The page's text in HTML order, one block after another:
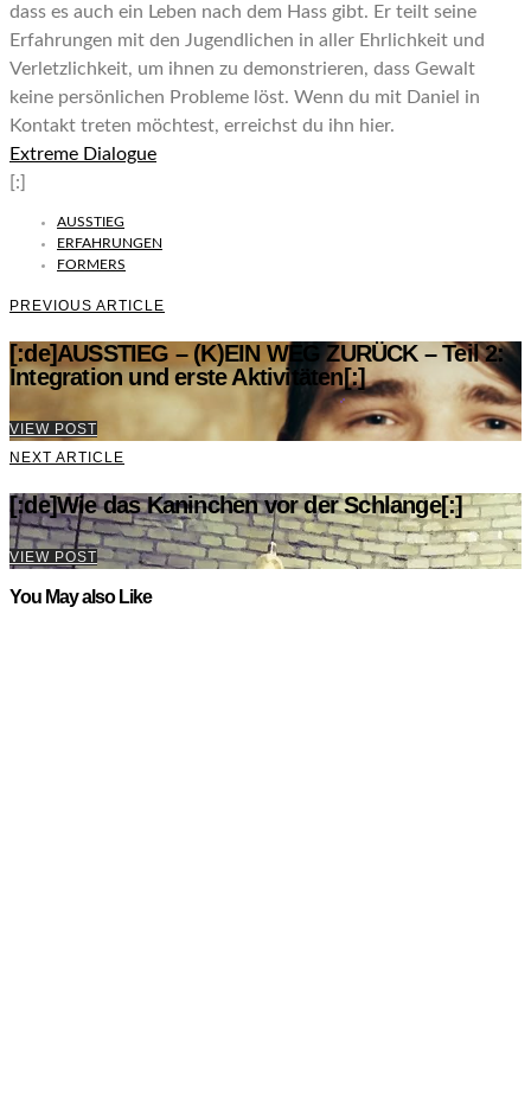
dass es auch ein Leben nach dem Hass gibt. Er teilt seine
Erfahrungen mit den Jugendlichen in aller Ehrlichkeit und
Verletzlichkeit, um ihnen zu demonstrieren, dass Gewalt
keine persönlichen Probleme löst. Wenn du mit Daniel in
Kontakt treten möchtest, erreichst du ihn hier.
Extreme Dialogue
[:]
AUSSTIEG
ERFAHRUNGEN
FORMERS
PREVIOUS ARTICLE
[:de]AUSSTIEG – (K)EIN WEG ZURÜCK – Teil 2:
Integration und erste Aktivitäten[:]
VIEW POST
NEXT ARTICLE
[:de]Wie das Kaninchen vor der Schlange[:]
VIEW POST
You May also Like